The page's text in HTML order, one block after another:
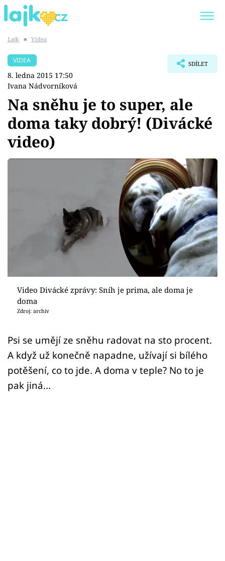
SHOPAHOLICADEL
Témata
Showbyznys
Sex a vztahy
Sledujte prima+
Přihlášení
Sledujte nás
Lajk ■ Videa
VIDEA
8. ledna 2015 17:50
Ivana Nádvorníková
SDÍLET
Na sněhu je to super, ale
doma taky dobrý! (Divácké
video)
Video Divácké zprávy: Sníh je prima, ale doma je
doma
Zdroj: archiv
Psi se umějí ze sněhu radovat na sto procent.
A když už konečně napadne, užívají si bílého
potěšení, co to jde. A doma v teple? No to je
pak jiná...